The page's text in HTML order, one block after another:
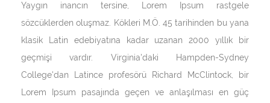
Yaygın inancın tersine, Lorem Ipsum rastgele
sözcüklerden oluşmaz. Kökleri M.Ö. 45 tarihinden bu yana
klasik Latin edebiyatına kadar uzanan 2000 yıllık bir
geçmişi vardır. Virginia'daki Hampden-Sydney
College'dan Latince profesörü Richard McClintock, bir
Lorem Ipsum pasajında geçen ve anlaşılması en güç